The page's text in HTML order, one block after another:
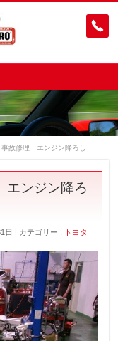
故修理 エンジン降ろし
ンジン降ろ
日 カテゴリー : トヨタ